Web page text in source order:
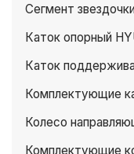
Сегмент
Каток опорный
Каток
Комплектующие
Колесо
Комплектующие